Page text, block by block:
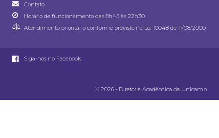
Contato
Horário de funcionamento das 8h45 às 22h30
Atendimento prioritário conforme previsto na Lei 10048 de 11/08/2000
Siga-nos no Facebook
© 2026 - Diretoria Acadêmica da Unicamp